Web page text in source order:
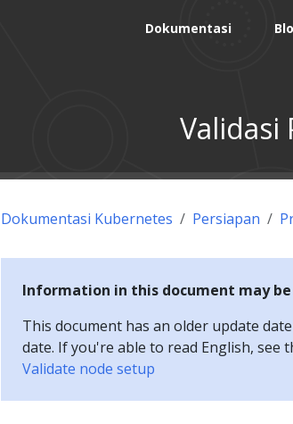
Dokumentasi
Validasi
Dokumentasi Kubernetes Persiapan
Information in this document may
This document has an older update
date. If you're able to read English,
Validate node setup